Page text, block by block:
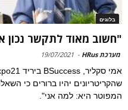
בלוגים
"חשוב מאוד לתקשר נכון
מערכת HRus -
19/07/2021
שהקריטריונים יהיו ברורים כי
המפוטר היא: למה אני".